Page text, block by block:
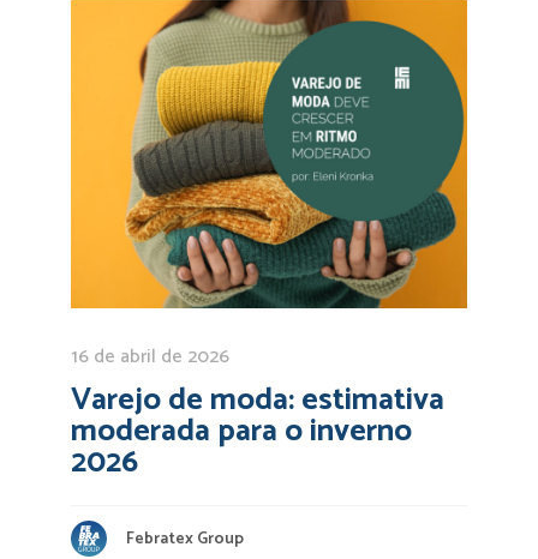
16 de abril de 2026
Varejo de moda: estimativa
moderada para o inverno
2026
Febratex Group